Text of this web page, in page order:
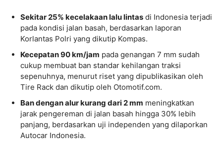
Sekitar 25% kecelakaan lalu lintas di Indonesia terjadi
pada kondisi jalan basah, berdasarkan laporan
Korlantas Polri yang dikutip Kompas.
Kecepatan 90 km/jam pada genangan 7 mm sudah
cukup membuat ban standar kehilangan traksi
sepenuhnya, menurut riset yang dipublikasikan oleh
Tire Rack dan dikutip oleh Otomotif.com.
Ban dengan alur kurang dari 2 mm meningkatkan
jarak pengereman di jalan basah hingga 30% lebih
panjang, berdasarkan uji independen yang dilaporkan
Autocar Indonesia.